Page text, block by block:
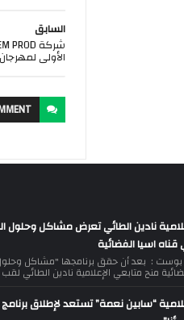
السابق
الأولى
نادين الطائي تعرض مشاكل وحلول
اسيا الفضائية
بوست : بعد أن حقق برنامجها "مشاكل
منح متابعي الإعلامية نادين الطائي لقب
“سابين نعمة” تستعد لإطلاق